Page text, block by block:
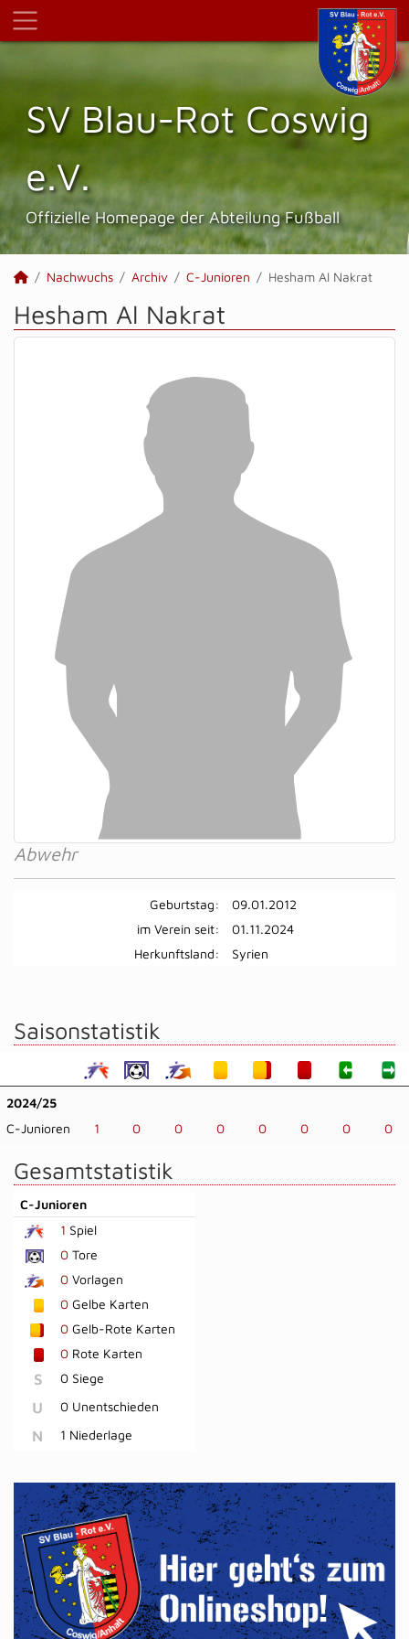
SV Blau-Rot Coswig
e.V.
Offizielle Homepage der Abteilung Fußball
Nachwuchs Archiv C-Junioren Hesham Al Nakrat
Hesham Al Nakrat
Abwehr
Geburtstag:
09.01.2012
im Verein seit:
01.11.2024
Herkunftsland:
Syrien
Saisonstatistik
2024/25
C-Junioren
1 0 0 0 0 0 0 0
Gesamtstatistik
C-Junioren
1 Spiel
0 Tore
0 Vorlagen
0 Gelbe Karten
0 Gelb-Rote Karten
0 Rote Karten
S 0 Siege
U 0 Unentschieden
N 1 Niederlage